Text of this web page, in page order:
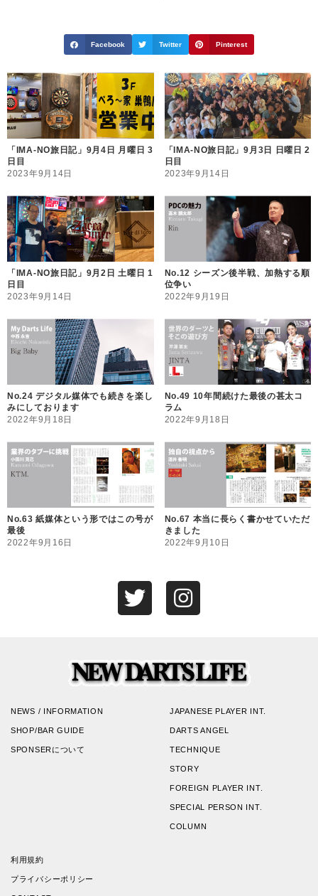
Facebook Twitter Pinterest
「IMA-NO旅日記」9月4日 月曜日 3
日目
2023年9月14日
「IMA-NO旅日記」9月3日 日曜日 2
日目
2023年9月14日
「IMA-NO旅日記」9月2日 土曜日 1
日目
2023年9月14日
No.12 シーズン後半戦、加熱する順
位争い
2022年9月19日
No.24 デジタル媒体でも続きを楽し
みにしております
2022年9月18日
No.49 10年間続けた最後の甚太コ
ラム
2022年9月18日
No.63 紙媒体という形ではこの号が
最後
2022年9月16日
No.67 本当に長らく書かせていただ
きました
2022年9月10日
NEWS / INFORMATION
SHOP/BAR GUIDE
SPONSERについて
JAPANESE PLAYER INT.
DARTS ANGEL
TECHNIQUE
STORY
FOREIGN PLAYER INT.
SPECIAL PERSON INT.
COLUMN
利用規約
プライバシーポリシー